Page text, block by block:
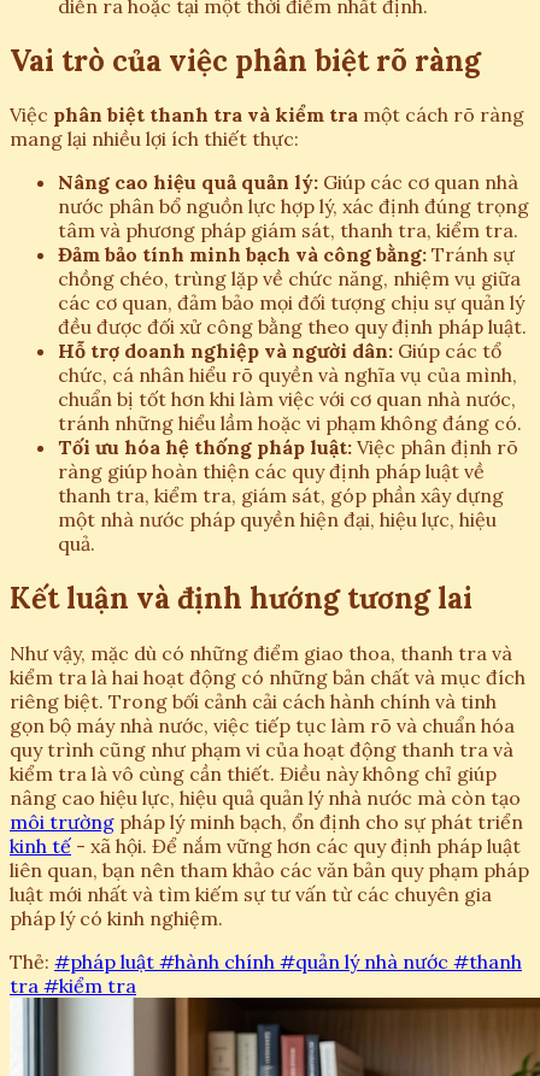
diễn ra hoặc tại một thời điểm nhất định.
Vai trò của việc phân biệt rõ ràng
Việc phân biệt thanh tra và kiểm tra một cách rõ ràng
mang lại nhiều lợi ích thiết thực:
Nâng cao hiệu quả quản lý: Giúp các cơ quan nhà
nước phân bổ nguồn lực hợp lý, xác định đúng trọng
tâm và phương pháp giám sát, thanh tra, kiểm tra.
Đảm bảo tính minh bạch và công bằng: Tránh sự
chồng chéo, trùng lặp về chức năng, nhiệm vụ giữa
các cơ quan, đảm bảo mọi đối tượng chịu sự quản lý
đều được đối xử công bằng theo quy định pháp luật.
Hỗ trợ doanh nghiệp và người dân: Giúp các tổ
chức, cá nhân hiểu rõ quyền và nghĩa vụ của mình,
chuẩn bị tốt hơn khi làm việc với cơ quan nhà nước,
tránh những hiểu lầm hoặc vi phạm không đáng có.
Tối ưu hóa hệ thống pháp luật: Việc phân định rõ
ràng giúp hoàn thiện các quy định pháp luật về
thanh tra, kiểm tra, giám sát, góp phần xây dựng
một nhà nước pháp quyền hiện đại, hiệu lực, hiệu
quả.
Kết luận và định hướng tương lai
Như vậy, mặc dù có những điểm giao thoa, thanh tra và
kiểm tra là hai hoạt động có những bản chất và mục đích
riêng biệt. Trong bối cảnh cải cách hành chính và tinh
gọn bộ máy nhà nước, việc tiếp tục làm rõ và chuẩn hóa
quy trình cũng như phạm vi của hoạt động thanh tra và
kiểm tra là vô cùng cần thiết. Điều này không chỉ giúp
nâng cao hiệu lực, hiệu quả quản lý nhà nước mà còn tạo
môi trường pháp lý minh bạch, ổn định cho sự phát triển
kinh tế - xã hội. Để nắm vững hơn các quy định pháp luật
liên quan, bạn nên tham khảo các văn bản quy phạm pháp
luật mới nhất và tìm kiếm sự tư vấn từ các chuyên gia
pháp lý có kinh nghiệm.
Thẻ: #pháp luật #hành chính #quản lý nhà nước #thanh
tra #kiểm tra